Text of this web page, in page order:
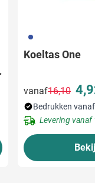
023
Koeltas One
vanaf
Normale
16,10
Bedrukken
Levering vanaf